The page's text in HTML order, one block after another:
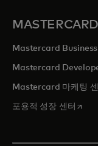
Mastercard
Mastercard
Mastercard 마케팅 센
포용적 성장 센터 새 탭